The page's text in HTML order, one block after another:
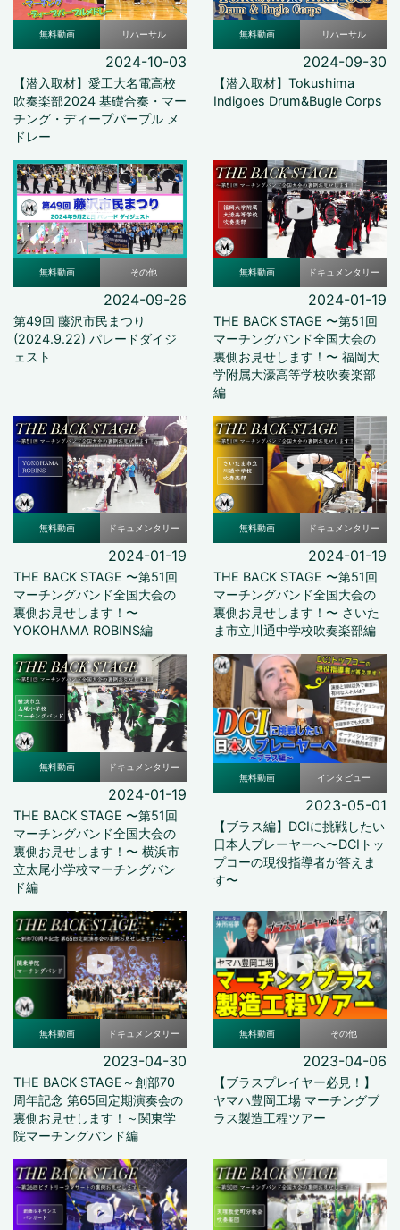
無料動画 リハーサル
2024-10-03
【潜入取材】愛工大名電高校
吹奏楽部2024 基礎合奏・マー
チング・ディープパープル メ
ドレー
無料動画 リハーサル
2024-09-30
【潜入取材】Tokushima
Indigoes Drum&Bugle Corps
無料動画 その他
2024-09-26
第49回 藤沢市民まつり
(2024.9.22) パレードダイジ
ェスト
無料動画 ドキュメンタリー
2024-01-19
THE BACK STAGE 〜第51回
マーチングバンド全国大会の
裏側お見せします！〜 福岡大
学附属大濠高等学校吹奏楽部
編
無料動画 ドキュメンタリー
2024-01-19
THE BACK STAGE 〜第51回
マーチングバンド全国大会の
裏側お見せします！〜
YOKOHAMA ROBINS編
無料動画 ドキュメンタリー
2024-01-19
THE BACK STAGE 〜第51回
マーチングバンド全国大会の
裏側お見せします！〜 さいた
ま市立川通中学校吹奏楽部編
無料動画 ドキュメンタリー
2024-01-19
THE BACK STAGE 〜第51回
マーチングバンド全国大会の
裏側お見せします！〜 横浜市
立太尾小学校マーチングバン
ド編
無料動画 インタビュー
2023-05-01
【ブラス編】DCIに挑戦したい
日本人プレーヤーへ〜DCIトッ
プコーの現役指導者が答えま
す〜
無料動画 ドキュメンタリー
2023-04-30
THE BACK STAGE～創部70
周年記念 第65回定期演奏会の
裏側お見せします！～関東学
院マーチングバンド編
無料動画 その他
2023-04-06
【ブラスプレイヤー必見！】
ヤマハ豊岡工場 マーチングブ
ラス製造工程ツアー